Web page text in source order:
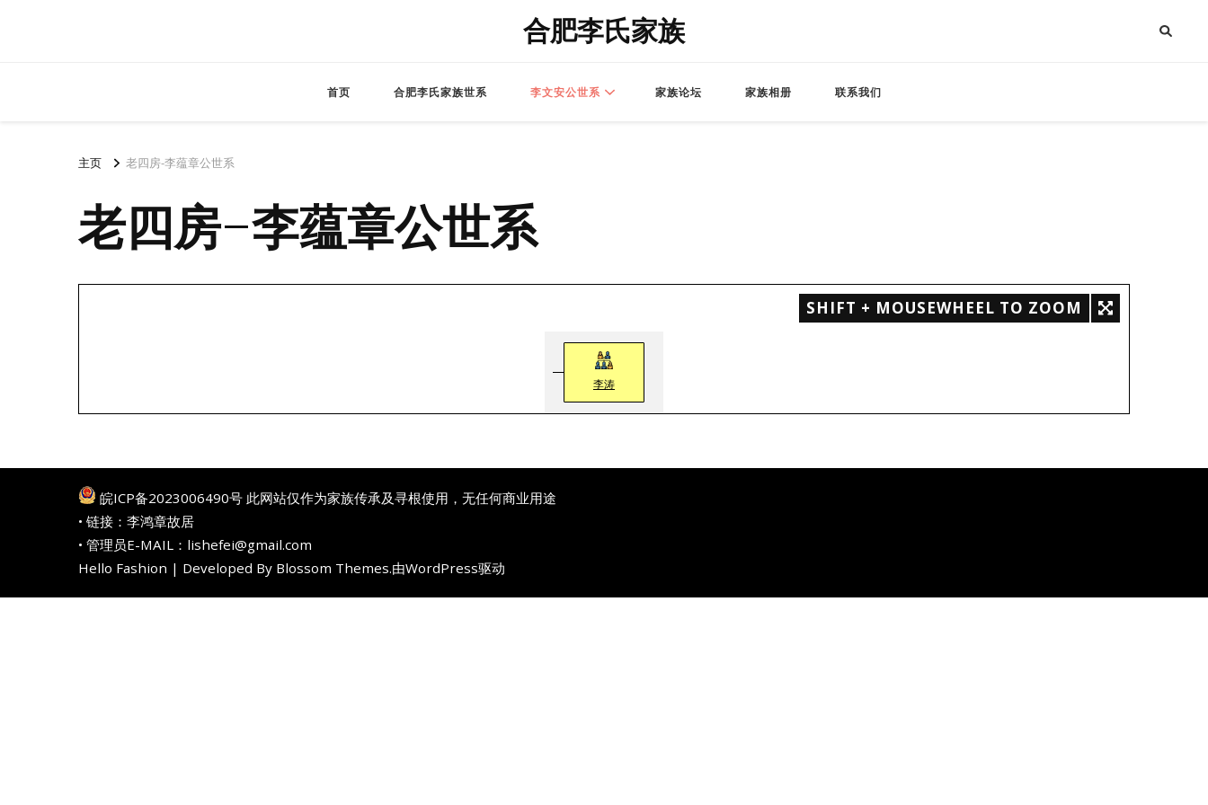
合肥李氏家族
首页 合肥李氏家族世系 李文安公世系 家族论坛 家族相册 联系我们
主页 老四房-李蕴章公世系
老四房-李蕴章公世系
SHIFT + MOUSEWHEEL TO ZOOM
李涛
皖ICP备2023006490号 此网站仅作为家族传承及寻根使用，无任何商业用途
• 链接： 李鸿章故居
• 管理员E-MAIL：lishefei@gmail.com
Hello Fashion | Developed By Blossom Themes.由WordPress驱动